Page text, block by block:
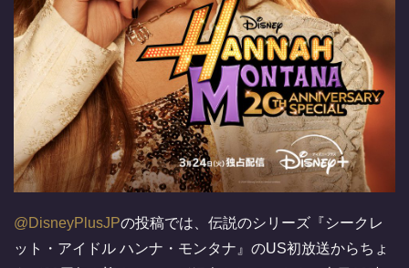
@DisneyPlusJPの投稿では、伝説のシリーズ『シークレ
ット・アイドル ハンナ・モンタナ』のUS初放送からちょ